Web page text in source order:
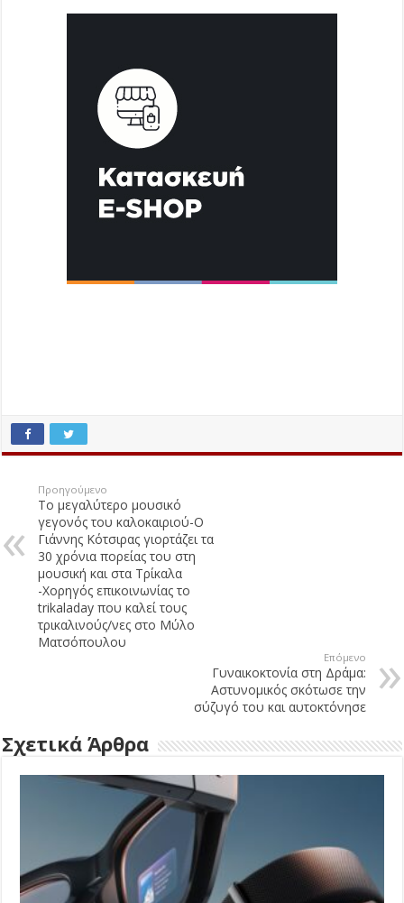
Προηγούμενο
Το μεγαλύτερο μουσικό
γεγονός του καλοκαιριού-Ο
Γιάννης Κότσιρας γιορτάζει τα
30 χρόνια πορείας του στη
μουσική και στα Τρίκαλα
-Χορηγός επικοινωνίας το
trikaladay που καλεί τους
τρικαλινούς/νες στο Μύλο
Ματσόπουλου
Επόμενο
Γυναικοκτονία στη Δράμα:
Αστυνομικός σκότωσε την
σύζυγό του και αυτοκτόνησε
Σχετικά Άρθρα